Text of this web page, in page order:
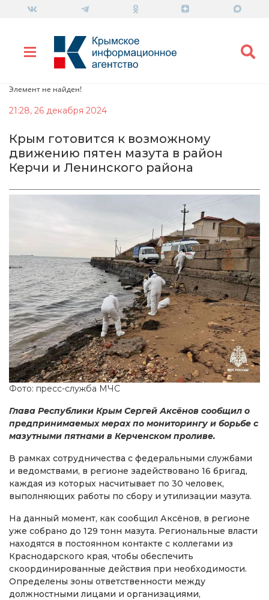
Элемент не найден!
21:28, 26 декабря 2024
Крым готовится к возможному
движению пятен мазута в район
Керчи и Ленинского района
Фото: пресс-служба МЧС
Глава Республики Крым Сергей Аксёнов сообщил о
предпринимаемых мерах по мониторингу и борьбе с
мазутными пятнами в Керченском проливе.
В рамках сотрудничества с федеральными службами
и ведомствами, в регионе задействовано 16 бригад,
каждая из которых насчитывает по 30 человек,
выполняющих работы по сбору и утилизации мазута.
На данный момент, как сообщил Аксёнов, в регионе
уже собрано до 129 тонн мазута. Региональные власти
находятся в постоянном контакте с коллегами из
Краснодарского края, чтобы обеспечить
скоординированные действия при необходимости.
Определены зоны ответственности между
должностными лицами и организациями,